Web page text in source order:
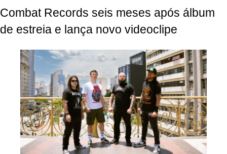
Combat Records seis meses após álbum
de estreia e lança novo videoclipe